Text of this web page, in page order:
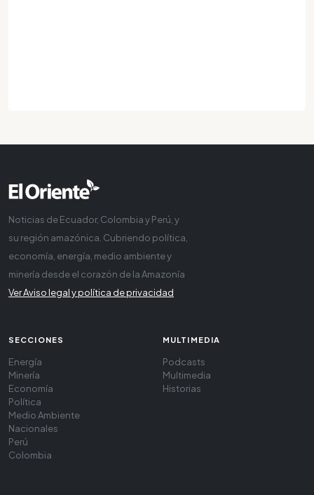
Noticias de Ecuador, Colombia y Perú, y
su región amazónica. Cubriendo política,
economía, energía, medio ambiente y
minería desde el corazón de la Amazonía
Ver Aviso legal y política de privacidad
SECCIONES
Energía
Minería
Economía
Política
Medio Ambiente
Nacionales
Perú
Colombia
MULTIMEDIA
Podcasts
Multimedia
Historias